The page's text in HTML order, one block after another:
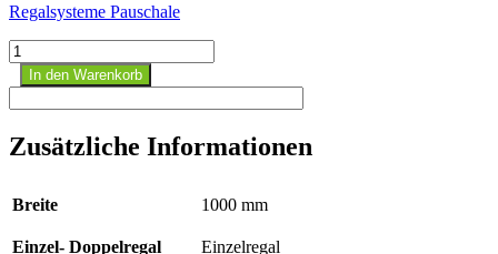
Regalsysteme Pauschale
Stecks.Anbaur.mit
Längenriegel
-
3000x1000x500
Typ
verzinkt;
Menge
In den Warenkorb
Zusätzliche Informationen
Breite 1000 mm
Einzel- Doppelregal Einzelregal